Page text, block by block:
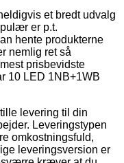
et bredt udvalg
er p.t.
hente produkterne
nemlig ret så
prisbevidste
10 LED 1NB+1WB
levering til din
Leveringstypen
omkostningsfuld,
leveringsversion er